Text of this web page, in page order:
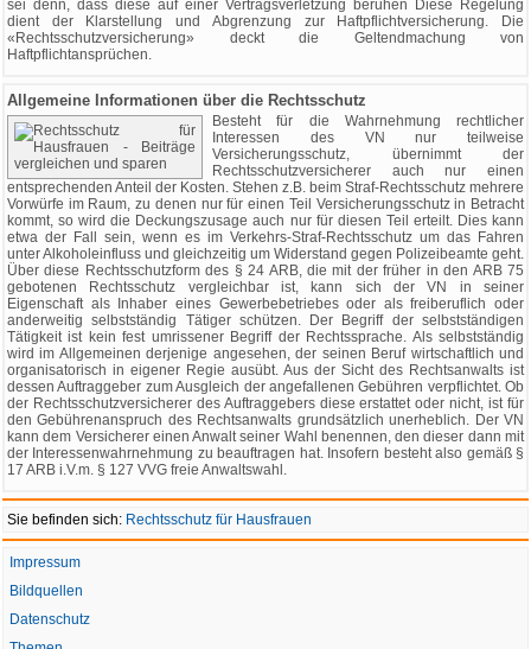
sei denn, dass diese auf einer Vertragsverletzung beruhen Diese Regelung
dient der Klarstellung und Abgrenzung zur Haftpflichtversicherung. Die
«Rechtsschutzversicherung» deckt die Geltendmachung von
Haftpflichtansprüchen.
Allgemeine Informationen über die Rechtsschutz
Besteht für die Wahrnehmung rechtlicher
Interessen des VN nur teilweise
Versicherungsschutz, übernimmt der
Rechtsschutzversicherer auch nur einen
entsprechenden Anteil der Kosten. Stehen z.B. beim Straf-Rechtsschutz mehrere
Vorwürfe im Raum, zu denen nur für einen Teil Versicherungsschutz in Betracht
kommt, so wird die Deckungszusage auch nur für diesen Teil erteilt. Dies kann
etwa der Fall sein, wenn es im Verkehrs-Straf-Rechtsschutz um das Fahren
unter Alkoholeinfluss und gleichzeitig um Widerstand gegen Polizeibeamte geht.
Über diese Rechtsschutzform des § 24 ARB, die mit der früher in den ARB 75
gebotenen Rechtsschutz vergleichbar ist, kann sich der VN in seiner
Eigenschaft als Inhaber eines Gewerbebetriebes oder als freiberuflich oder
anderweitig selbstständig Tätiger schützen. Der Begriff der selbstständigen
Tätigkeit ist kein fest umrissener Begriff der Rechtssprache. Als selbstständig
wird im Allgemeinen derjenige angesehen, der seinen Beruf wirtschaftlich und
organisatorisch in eigener Regie ausübt. Aus der Sicht des Rechtsanwalts ist
dessen Auftraggeber zum Ausgleich der angefallenen Gebühren verpflichtet. Ob
der Rechtsschutzversicherer des Auftraggebers diese erstattet oder nicht, ist für
den Gebührenanspruch des Rechtsanwalts grundsätzlich unerheblich. Der VN
kann dem Versicherer einen Anwalt seiner Wahl benennen, den dieser dann mit
der Interessenwahrnehmung zu beauftragen hat. Insofern besteht also gemäß §
17 ARB i.V.m. § 127 VVG freie Anwaltswahl.
Sie befinden sich: Rechtsschutz für Hausfrauen
Impressum
Bildquellen
Datenschutz